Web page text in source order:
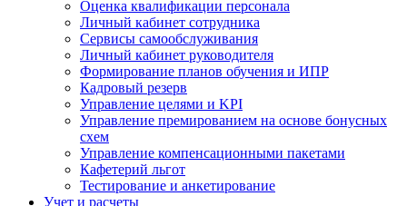
Оценка квалификации персонала
Личный кабинет сотрудника
Сервисы самообслуживания
Личный кабинет руководителя
Формирование планов обучения и ИПР
Кадровый резерв
Управление целями и KPI
Управление премированием на основе бонусных
схем
Управление компенсационными пакетами
Кафетерий льгот
Тестирование и анкетирование
Учет и расчеты